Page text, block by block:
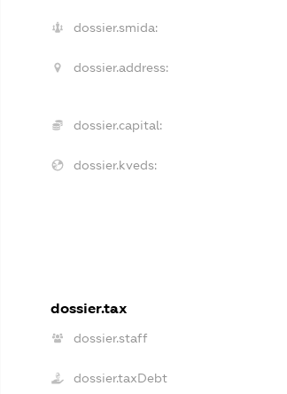
dossier.smida:
dossier.address:
dossier.capital:
dossier.kveds:
dossier.tax
dossier.staff
dossier.taxDebt